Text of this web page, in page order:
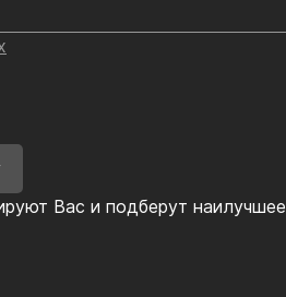
Вас и подберут наилучшее